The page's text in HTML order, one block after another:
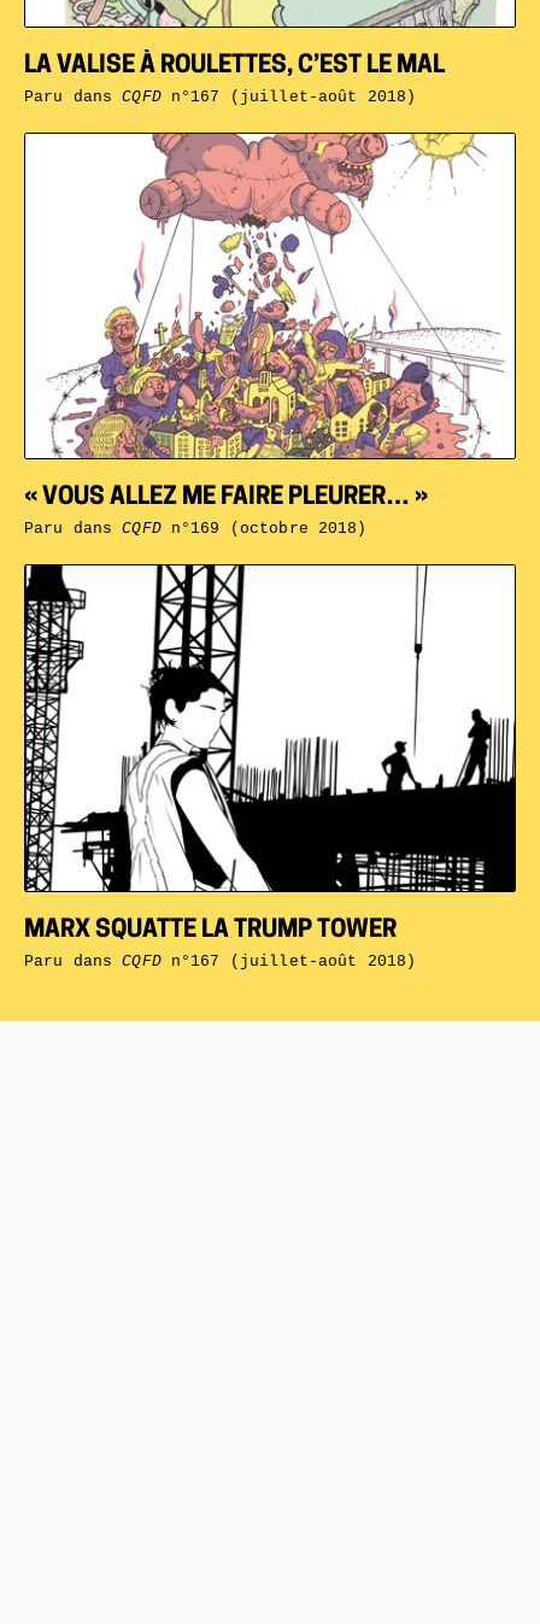
MARX SQUATTE LA TRUMP TOWER
Paru dansCQFDn°167 (juillet-août 2018)
« VOUS ALLEZ ME FAIRE PLEURER… »
Paru dansCQFDn°169 (octobre 2018)
LA VALISE À ROULETTES, C’EST LE MAL
Paru dansCQFDn°167 (juillet-août 2018)